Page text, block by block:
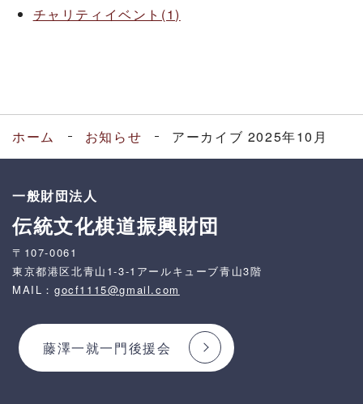
チャリティイベント(1)
ホーム お知らせ アーカイブ 2025年10月
一般財団法人
伝統文化棋道振興財団
〒107-0061
東京都港区北青山1-3-1アールキューブ青山3階
MAIL： gocf1115@gmail.com
藤澤一就一門後援会